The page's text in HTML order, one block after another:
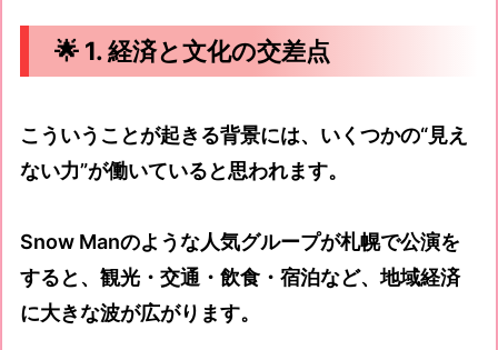
🌟 1. 経済と文化の交差点
こういうことが起きる背景には、いくつかの“見え
ない力”が働いていると思われます。
Snow Manのような人気グループが札幌で公演を
すると、観光・交通・飲食・宿泊など、地域経済
に大きな波が広がります。